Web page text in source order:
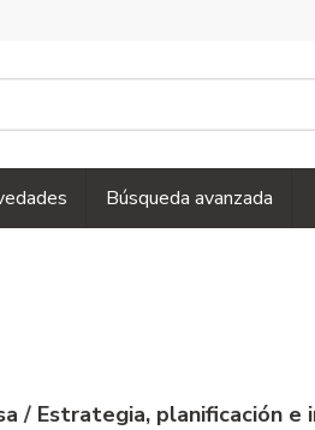
Búsqueda avanzada
/ Estrategia, planificación